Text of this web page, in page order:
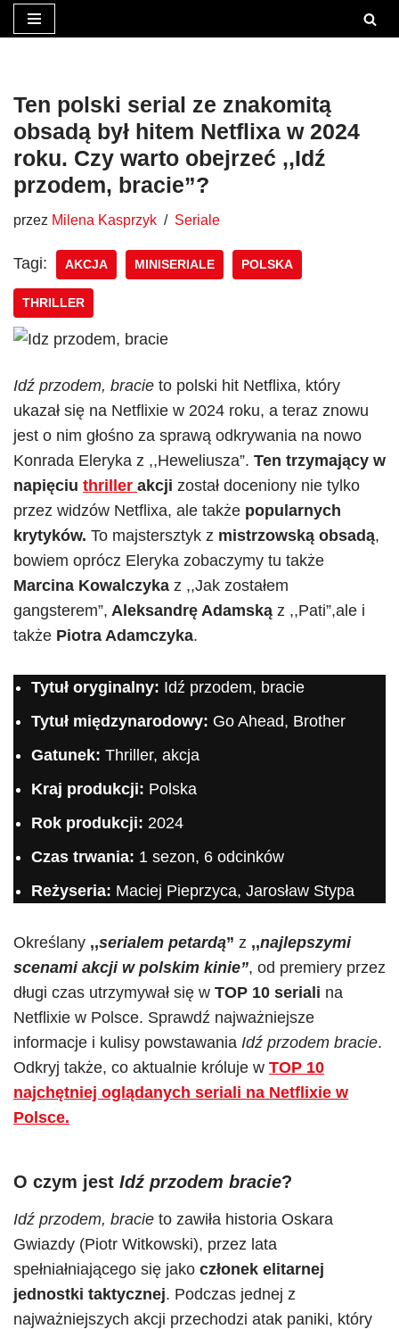
treści
Ten polski serial ze znakomitą
obsadą był hitem Netflixa w 2024
roku. Czy warto obejrzeć ,,Idź
przodem, bracie”?
przez Milena Kasprzyk Seriale
Tagi: AKCJA MINISERIALE POLSKA
THRILLER
Idź przodem, bracie to polski hit Netflixa, który
ukazał się na Netflixie w 2024 roku, a teraz znowu
jest o nim głośno za sprawą odkrywania na nowo
Konrada Eleryka z ,,Heweliusza”. Ten trzymający w
napięciu thriller akcji został doceniony nie tylko
przez widzów Netflixa, ale także popularnych
krytyków. To majstersztyk z mistrzowską obsadą,
bowiem oprócz Eleryka zobaczymy tu także
Marcina Kowalczyka z ,,Jak zostałem
gangsterem”, Aleksandrę Adamską z ,,Pati”,ale i
także Piotra Adamczyka.
Tytuł oryginalny: Idź przodem, bracie
Tytuł międzynarodowy: Go Ahead, Brother
Gatunek: Thriller, akcja
Kraj produkcji: Polska
Rok produkcji: 2024
Czas trwania: 1 sezon, 6 odcinków
Reżyseria: Maciej Pieprzyca, Jarosław Stypa
Określany ,,serialem petardą” z ,,najlepszymi
scenami akcji w polskim kinie”, od premiery przez
długi czas utrzymywał się w TOP 10 seriali na
Netflixie w Polsce. Sprawdź najważniejsze
informacje i kulisy powstawania Idź przodem bracie.
Odkryj także, co aktualnie króluje w TOP 10
najchętniej oglądanych seriali na Netflixie w
Polsce.
O czym jest Idź przodem bracie?
Idź przodem, bracie to zawiła historia Oskara
Gwiazdy (Piotr Witkowski), przez lata
spełniałniającego się jako członek elitarnej
jednostki taktycznej. Podczas jednej z
najważniejszych akcji przechodzi atak paniki, który